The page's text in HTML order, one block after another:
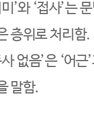
’와 ‘접사’는
층위로 처리함.
없음’은 ‘어
말함.